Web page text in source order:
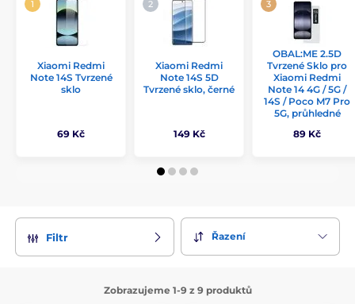
Xiaomi Redmi
Note 14S Tvrzené
sklo
69 Kč
Xiaomi Redmi
Note 14S 5D
Tvrzené sklo, černé
149 Kč
OBAL:ME 2.5D
Tvrzené Sklo pro
Xiaomi Redmi
Note 14 4G / 5G /
14S / Poco M7 Pro
5G, průhledné
89 Kč
Filtr Řazení
Zobrazujeme 1-9 z 9 produktů